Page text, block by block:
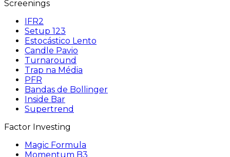
Screenings
IFR2
Setup 123
Estocástico Lento
Candle Pavio
Turnaround
Trap na Média
PFR
Bandas de Bollinger
Inside Bar
Supertrend
Factor Investing
Magic Formula
Momentum B3